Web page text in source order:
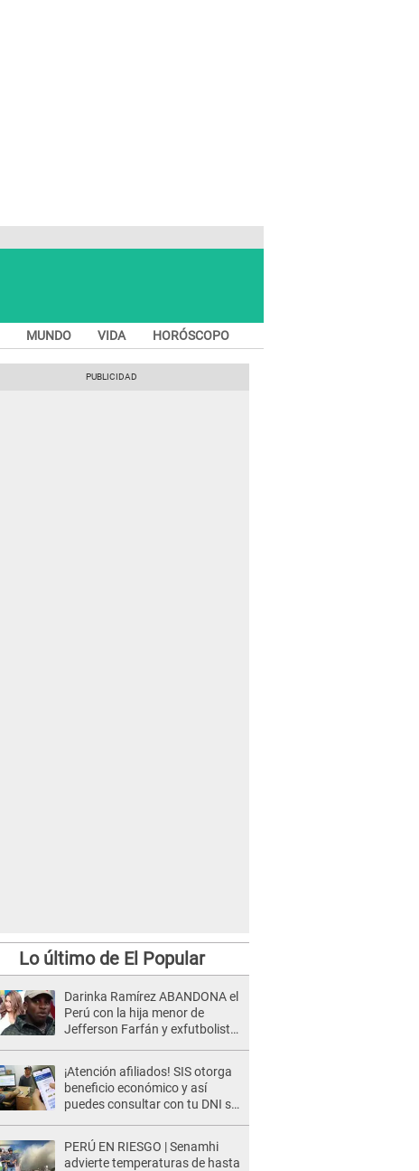
MUNDO VIDA HORÓSCOPO
Lo último de El Popular
Darinka Ramírez ABANDONA el
Perú con la hija menor de
Jefferson Farfán y exfutbolista
¡Atención afiliados! SIS otorga
beneficio económico y así
puedes consultar con tu DNI si
PERÚ EN RIESGO | Senamhi
advierte temperaturas de hasta